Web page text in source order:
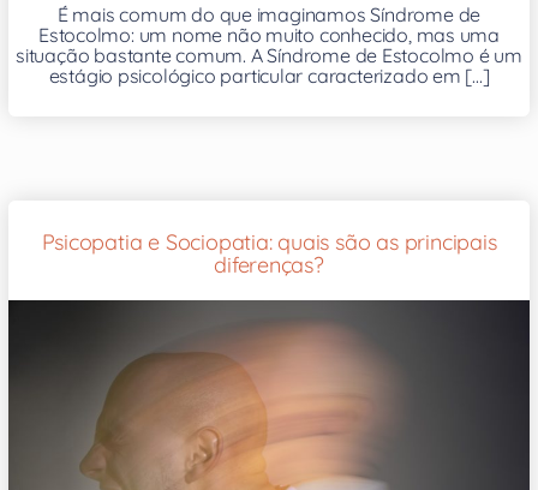
É mais comum do que imaginamos Síndrome de
Estocolmo: um nome não muito conhecido, mas uma
situação bastante comum. A Síndrome de Estocolmo é um
estágio psicológico particular caracterizado em [...]
Psicopatia e Sociopatia: quais são as principais
diferenças?